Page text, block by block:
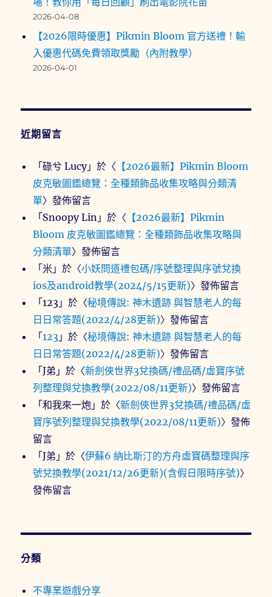
2026-04-08
【2026限時優惠】Pikmin Bloom 官方送禮！輸
入優惠代碼免費領取獎勵（內附教學）
2026-04-01
近期留言
「碌兮 Lucy」於〈 【2026最新】Pikmin Bloom
皮克敏圖鑑總覽：全種類飾品收集攻略與分類清
單〉發佈留言
「Snoopy Lin 」於〈 【2026最新】Pikmin
Bloom 皮克敏圖鑑總覽：全種類飾品收集攻略與
分類清單〉發佈留言
「米 」於〈小妖問道禮包碼/序號整理與序號兌換
ios及android教學(2024/5/15更新)〉發佈留言
「123 」於〈秘境傳說: 神木遺跡 與智慧老人的每
日日常答題(2022/4/28更新)〉發佈留言
「123 」於〈秘境傳說: 神木遺跡 與智慧老人的每
日日常答題(2022/4/28更新)〉發佈留言
「J弟 」於〈新劍俠世界3兌換碼/禮品碼/虛寶序號
列整理與兌換教學(2022/08/11更新)〉發佈留言
「和我來一炮 」於〈新劍俠世界3兌換碼/禮品碼/虛
寶序號列整理與兌換教學(2022/08/11更新)〉發佈
留言
「J弟 」於〈伊蘇6 納比斯汀的方舟虛寶碼整理與序
號兌換教學(2021/12/26更新)(含假日限時序號)〉
發佈留言
分類
不專業遊戲分享